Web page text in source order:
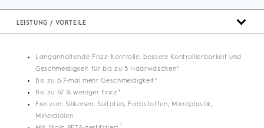
LEISTUNG / VORTEILE
Langanhaltende Frizz-Kontrolle, bessere Kontrollierbarkeit und
Geschmeidigkeit für bis zu 5 Haarwäschen*
Bis zu 6,7-mal mehr Geschmeidigkeit*
Bis zu 67 % weniger Frizz*
Frei von: Silikonen, Sulfaten, Farbstoffen, Mikroplastik,
Mineralölen
1